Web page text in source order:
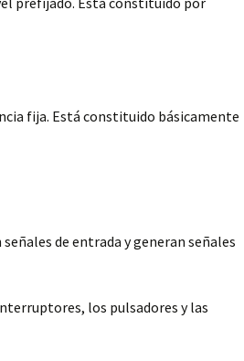
fija. Está constituido básicamente
de entrada y generan señales
los pulsadores y las